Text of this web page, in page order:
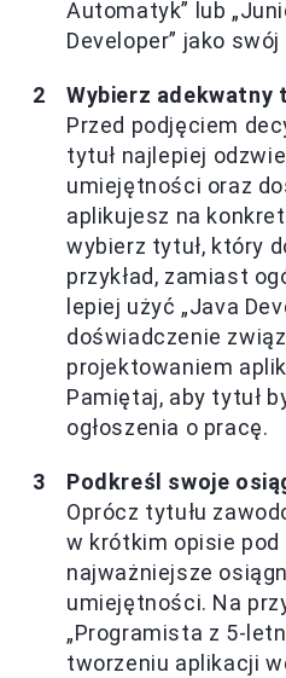
Automatyk” lub
Developer” jako
Wybierz adekwatny
Przed podjęciem
tytuł najlepiej
umiejętności oraz
aplikujesz na
wybierz tytuł, który
przykład, zamiast
lepiej użyć „Java
doświadczenie
projektowaniem
Pamiętaj, aby tytuł
ogłoszenia o pracę.
Podkreśl swoje
Oprócz tytułu
w krótkim opisie
najważniejsze
umiejętności. Na
„Programista z 5-
tworzeniu aplikacji